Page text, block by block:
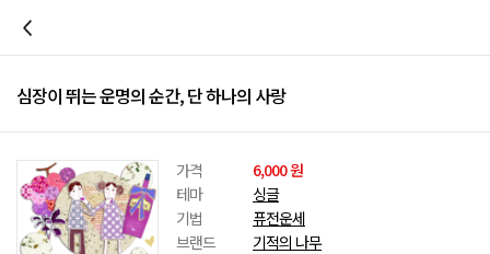
심장이 뛰는 운명의 순간, 단 하나의 사랑
가격
6,000 원
테마
싱글
기법
퓨전운세
브랜드
기적의 나무